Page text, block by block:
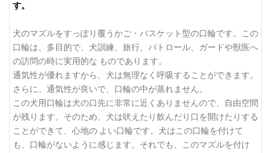
す。
犬のマズルをすっぽり覆うかご・バスケット型の口輪です。この
口輪は、多目的で、犬訓練、旅行、パトロール、ガードや獣医へ
の訪問の時に実用的な ものであります。
通気性が優れますから、犬は無理なく呼吸することができます。
さらに、通気性が良いで、口輪の中が蒸れません。
この犬用口輪は犬の口先に非常に近くありませんので、自由空間
が残ります。そのため、犬は吠えたり飲んだり口を開けたりする
ことができて、心地の よい口輪です。犬はこの口輪を付けて
も、口輪がないように感じます。それでも、このマズルを付け